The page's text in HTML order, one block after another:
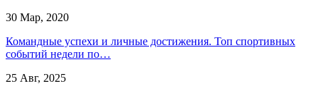
30 Мар, 2020
Командные успехи и личные достижения. Топ спортивных
событий недели по…
25 Авг, 2025